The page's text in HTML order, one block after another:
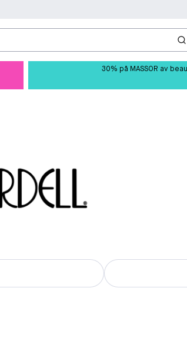
30% på MASSOR av